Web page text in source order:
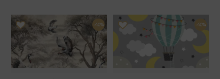
-40% -40%